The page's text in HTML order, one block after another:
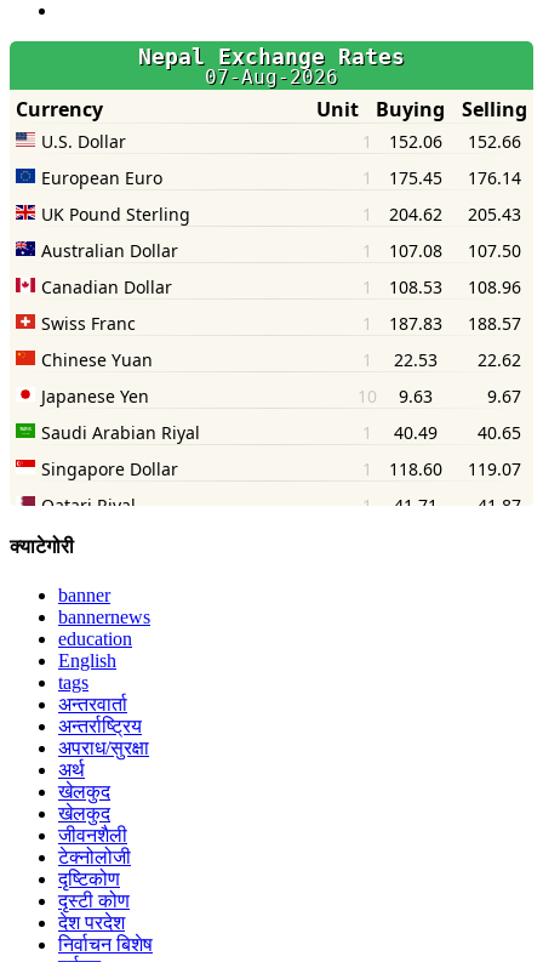
क्याटेगोरी
banner
bannernews
education
English
tags
अन्तरवार्ता
अन्तर्राष्ट्रिय
अपराध/सुरक्षा
अर्थ
खेलकुद
खेलकुद
जीवनशैली
टेक्नोलोजी
दृष्टिकोण
दृस्टी कोण
देश परदेश
निर्वाचन बिशेष